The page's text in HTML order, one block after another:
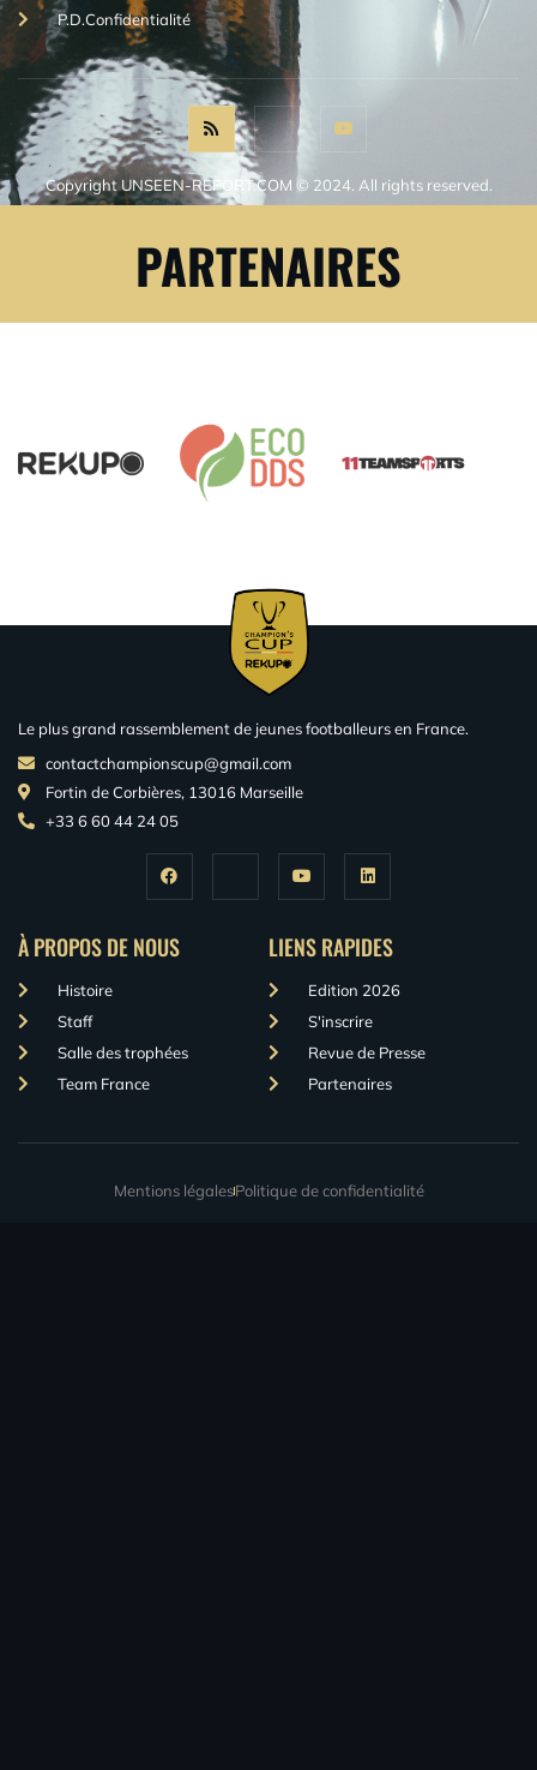
P.D.Confidentialité
Copyright UNSEEN-REPORT.COM © 2024. All rights reserved.
PARTENAIRES
Le plus grand rassemblement de jeunes footballeurs en France.
contactchampionscup@gmail.com
Fortin de Corbières, 13016 Marseille
+33 6 60 44 24 05
À PROPOS DE NOUS
Histoire
Staff
Salle des trophées
Team France
LIENS RAPIDES
Edition 2026
S'inscrire
Revue de Presse
Partenaires
Mentions légalesPolitique de confidentialité